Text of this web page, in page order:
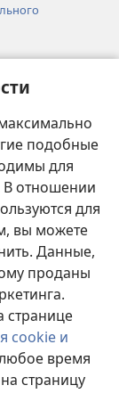
подобные
для
В отношении
для
вы можете
Данные,
проданы
cookie и
время
страницу
of Pennsylvania.